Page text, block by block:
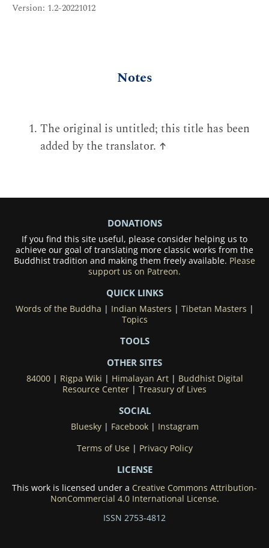
Version: 1.2-20221012
Notes
The original is untitled; this title has been
added by the translator. ↑
DONATIONS
If you find this site useful, please consider helping us to
achieve our goal of translating more classic works from the
Buddhist tradition and making them freely available. Please
support us on Patreon.
QUICK LINKS
Words of the Buddha | Indian Masters | Tibetan Masters |
Topics
TOOLS
OTHER SITES
84000| Rigpa Wiki | Himalayan Art| Buddhist Digital
Resource Center | Treasury of Lives
SOCIAL
Bluesky| Facebook| Instagram
Terms of Use | Privacy Policy
LICENSE
This work is licensed under a Creative Commons Attribution-
NonCommercial 4.0 International License.
ISSN 2753-4812